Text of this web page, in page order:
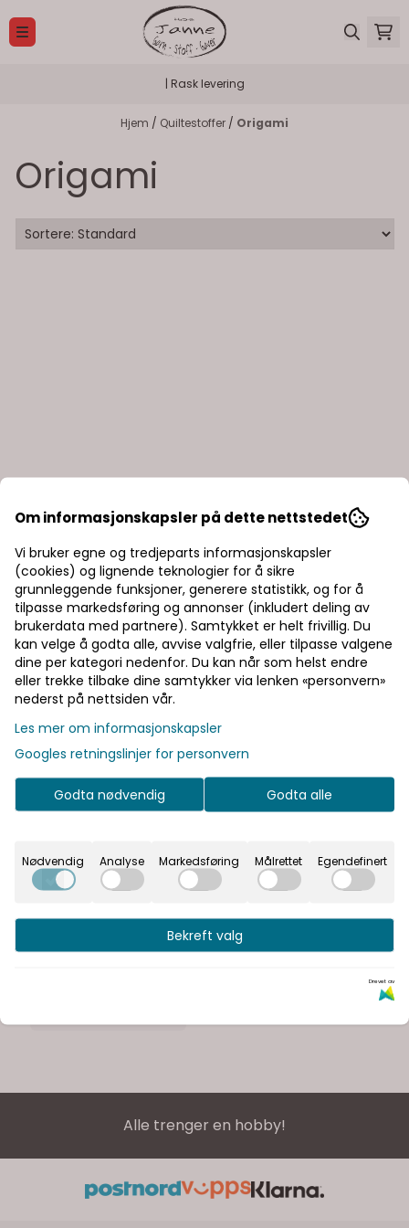
Hopp til innhold
| Rask levering
Hjem / Quiltestoffer / Origami
Origami
Origami Fold Pale
27,-
Alle trenger en hobby!
Om informasjonskapsler på dette nettstedet
Vi bruker egne og tredjeparts informasjonskapsler
(cookies) og lignende teknologier for å sikre
grunnleggende funksjoner, generere statistikk, og for å
tilpasse markedsføring og annonser (inkludert deling av
brukerdata med partnere). Samtykket er helt frivillig. Du
kan velge å godta alle, avvise valgfrie, eller tilpasse valgene
dine per kategori nedenfor. Du kan når som helst endre
eller trekke tilbake dine samtykker via lenken «personvern»
nederst på nettsiden vår.
Les mer om informasjonskapsler
Googles retningslinjer for personvern
Godta nødvendig Godta alle
Nødvendig Analyse Markedsføring Målrettet Egendefinert
Bekreft valg
Drevet av